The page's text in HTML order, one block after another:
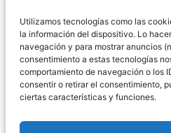
Utilizamos tecnologías como las
la información del dispositivo. Lo
navegación y para mostrar anuncios
consentimiento a estas tecnologías
comportamiento de navegación o los
consentir o retirar el consentimiento,
ciertas características y funciones.
Descargo de
Declaración de Privacidad